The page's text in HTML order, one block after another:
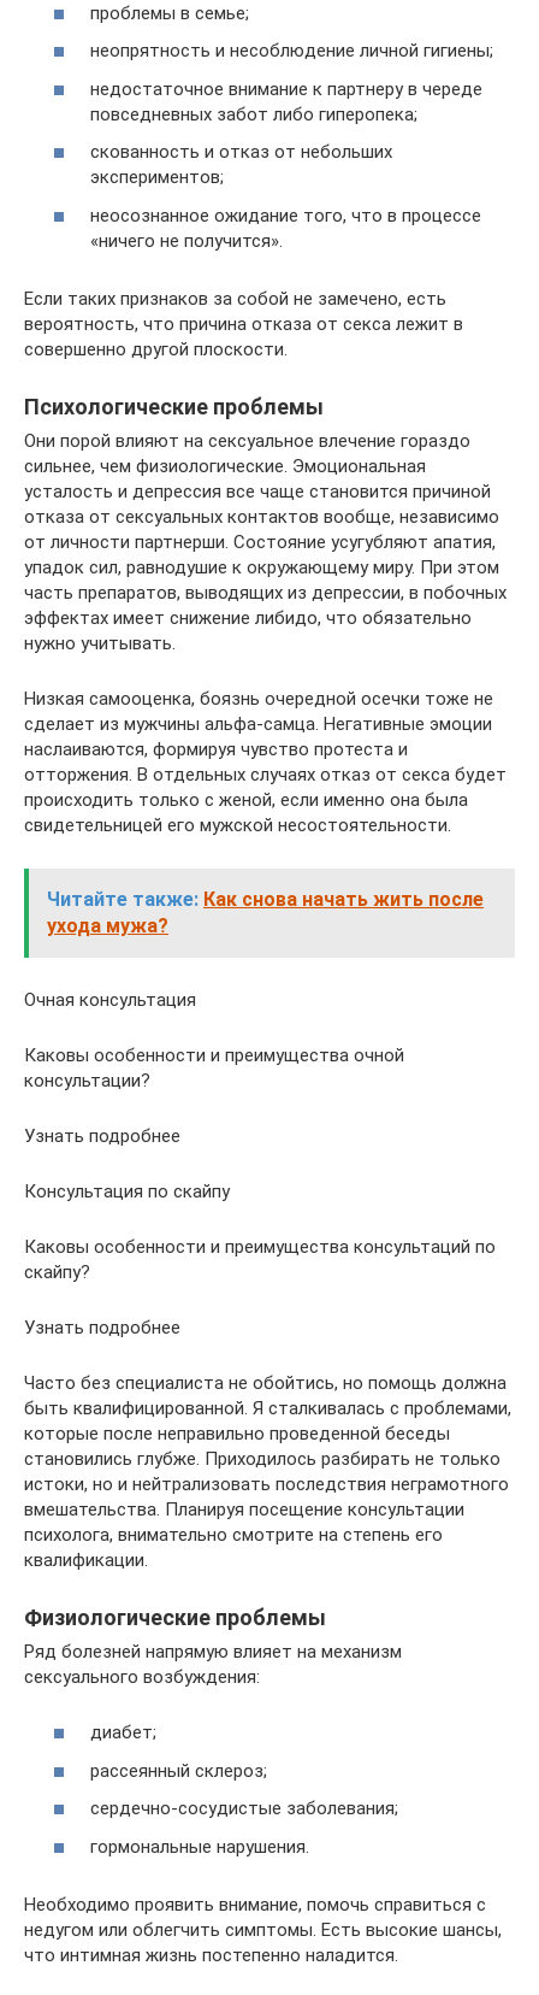
проблемы в семье;
неопрятность и несоблюдение личной гигиены;
недостаточное внимание к партнеру в череде
повседневных забот либо гиперопека;
скованность и отказ от небольших
экспериментов;
неосознанное ожидание того, что в процессе
«ничего не получится».
Если таких признаков за собой не замечено, есть
вероятность, что причина отказа от секса лежит в
совершенно другой плоскости.
Психологические проблемы
Они порой влияют на сексуальное влечение гораздо
сильнее, чем физиологические. Эмоциональная
усталость и депрессия все чаще становится причиной
отказа от сексуальных контактов вообще, независимо
от личности партнерши. Состояние усугубляют апатия,
упадок сил, равнодушие к окружающему миру. При этом
часть препаратов, выводящих из депрессии, в побочных
эффектах имеет снижение либидо, что обязательно
нужно учитывать.
Низкая самооценка, боязнь очередной осечки тоже не
сделает из мужчины альфа-самца. Негативные эмоции
наслаиваются, формируя чувство протеста и
отторжения. В отдельных случаях отказ от секса будет
происходить только с женой, если именно она была
свидетельницей его мужской несостоятельности.
Читайте также: Как снова начать жить после
ухода мужа?
Очная консультация
Каковы особенности и преимущества очной
консультации?
Узнать подробнее
Консультация по скайпу
Каковы особенности и преимущества консультаций по
скайпу?
Узнать подробнее
Часто без специалиста не обойтись, но помощь должна
быть квалифицированной. Я сталкивалась с проблемами,
которые после неправильно проведенной беседы
становились глубже. Приходилось разбирать не только
истоки, но и нейтрализовать последствия неграмотного
вмешательства. Планируя посещение консультации
психолога, внимательно смотрите на степень его
квалификации.
Физиологические проблемы
Ряд болезней напрямую влияет на механизм
сексуального возбуждения:
диабет;
рассеянный склероз;
сердечно-сосудистые заболевания;
гормональные нарушения.
Необходимо проявить внимание, помочь справиться с
недугом или облегчить симптомы. Есть высокие шансы,
что интимная жизнь постепенно наладится.